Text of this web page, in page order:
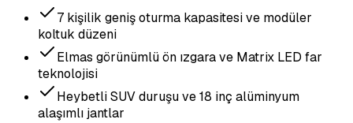
7 kişilik geniş oturma kapasitesi ve modüler
koltuk düzeni
Elmas görünümlü ön ızgara ve Matrix LED far
teknolojisi
Heybetli SUV duruşu ve 18 inç alüminyum
alaşımlı jantlar